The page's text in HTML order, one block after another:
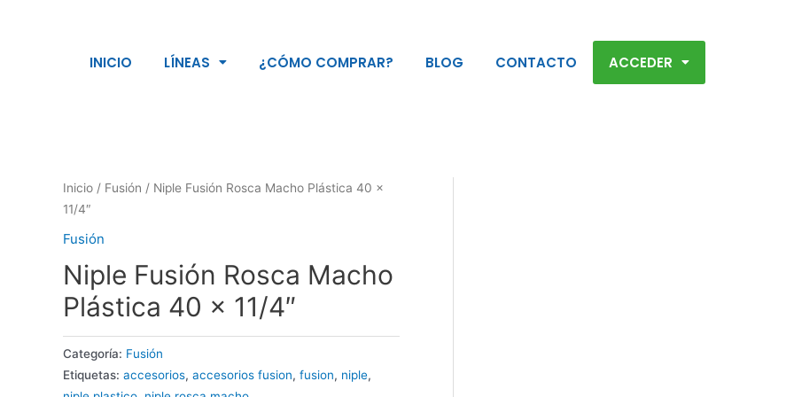
INICIO LÍNEAS ¿CÓMO COMPRAR? BLOG CONTACTO ACCEDER
Inicio/ Fusión / Niple Fusión Rosca Macho Plástica 40 x
11/4″
Fusión
Niple Fusión Rosca Macho
Plástica 40 x 11/4″
Categoría: Fusión
Etiquetas: accesorios, accesorios fusion, fusion, niple,